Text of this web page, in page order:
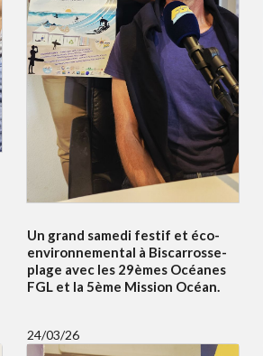
Un grand samedi festif et éco-
environnemental à Biscarrosse-
plage avec les 29èmes Océanes
FGL et la 5ème Mission Océan.
24/03/26